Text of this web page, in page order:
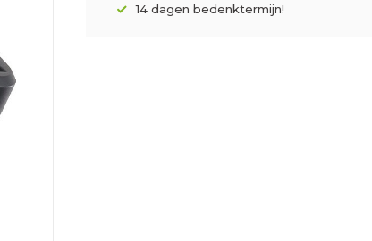
14 dagen bedenktermijn!